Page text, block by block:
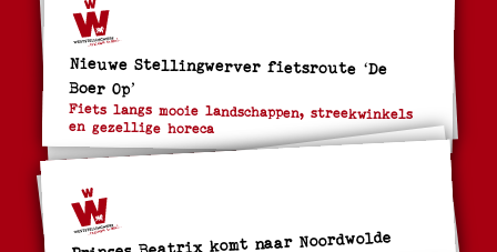
Nieuwe Stellingwerver fietsroute ‘De
Boer Op’
Fiets langs mooie landschappen, streekwinkels
en gezellige horeca
Prinses Beatrix komt naar Noordwolde